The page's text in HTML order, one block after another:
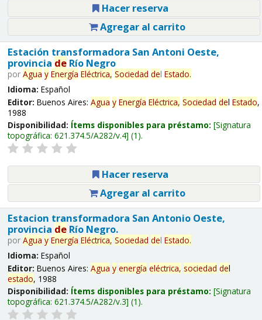
Hacer reserva
Agregar al carrito
Estación transformadora San Antoni Oeste,
provincia deRío Negro
por Agua y Energía Eléctrica, Sociedad del Estado.
Idioma: Español
Editor: Buenos Aires: Agua y Energía Eléctrica, Sociedad del Estado,
1988
Disponibilidad: Ítems disponibles para préstamo: Signatura
topográfica: 621.374.5/A282/v.4 (1).
Hacer reserva
Agregar al carrito
Estacion transformadora San Antonio Oeste,
provincia deRío Negro.
por Agua y Energía Eléctrica, Sociedad del Estado.
Idioma: Español
Editor: Buenos Aires: Agua y energía eléctrica, sociedad del
estado, 1988
Disponibilidad: Ítems disponibles para préstamo: Signatura
topográfica: 621.374.5/A282/v.3 (1).